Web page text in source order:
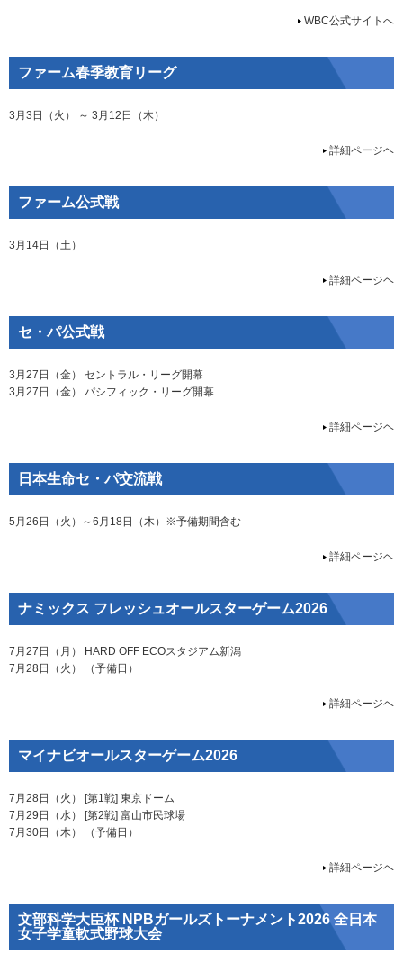
WBC公式サイトへ
ファーム春季教育リーグ
3月3日（火） ～ 3月12日（木）
詳細ページヘ
ファーム公式戦
3月14日（土）
詳細ページヘ
セ・パ公式戦
3月27日（金） セントラル・リーグ開幕
3月27日（金） パシフィック・リーグ開幕
詳細ページヘ
日本生命セ・パ交流戦
5月26日（火）～6月18日（木）※予備期間含む
詳細ページヘ
ナミックス フレッシュオールスターゲーム2026
7月27日（月） HARD OFF ECOスタジアム新潟
7月28日（火） （予備日）
詳細ページヘ
マイナビオールスターゲーム2026
7月28日（火） [第1戦] 東京ドーム
7月29日（水） [第2戦] 富山市民球場
7月30日（木） （予備日）
詳細ページヘ
文部科学大臣杯 NPBガールズトーナメント2026 全日本
女子学童軟式野球大会